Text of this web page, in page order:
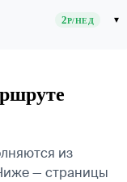
2Р/НЕД ▾
из
— страницы